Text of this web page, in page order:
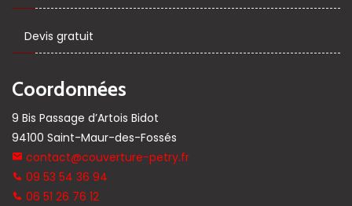
Devis gratuit
Coordonnées
9 Bis Passage d’Artois Bidot
94100 Saint-Maur-des-Fossés
contact@couverture-petry.fr
09 53 54 36 94
06 51 26 76 12